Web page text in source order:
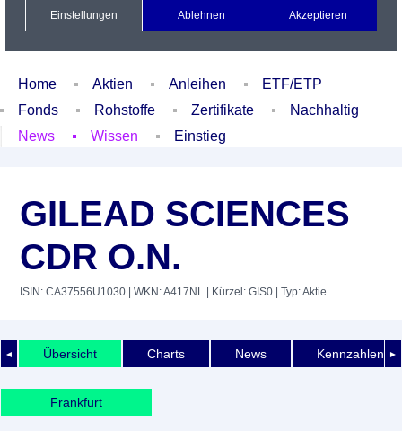
Xetra Realtime
Watchlist Portfolio Login
Home Aktien Anleihen
ETF/ETP
Fonds
Rohstoffe Zertifikate
Nachhaltig
News
Wissen Einstieg
GILEAD SCIENCES
CDR O.N.
ISIN: CA37556U1030 | WKN: A417NL | Kürzel: GIS0 | Typ: Aktie
◄ ►
Übersicht Charts News Kennzahlen
Frankfurt
Einstellungen Ablehnen Akzeptieren